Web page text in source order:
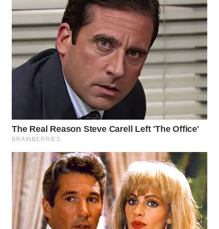
WN
WN
BOROBUDUR
WN
SURABAYA
WN
NATUNA
WN
BINTAN